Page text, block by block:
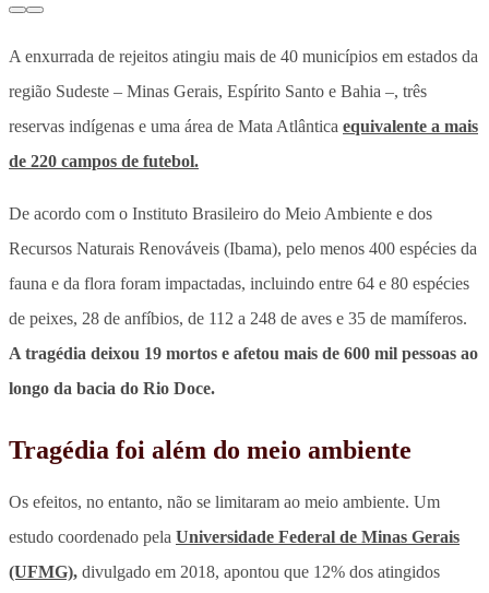
A enxurrada de rejeitos atingiu mais de 40 municípios em estados da
região Sudeste – Minas Gerais, Espírito Santo e Bahia –, três
reservas indígenas e uma área de Mata Atlântica equivalente a mais
de 220 campos de futebol.
De acordo com o Instituto Brasileiro do Meio Ambiente e dos
Recursos Naturais Renováveis (Ibama), pelo menos 400 espécies da
fauna e da flora foram impactadas, incluindo entre 64 e 80 espécies
de peixes, 28 de anfíbios, de 112 a 248 de aves e 35 de mamíferos.
A tragédia deixou 19 mortos e afetou mais de 600 mil pessoas ao
longo da bacia do Rio Doce.
Tragédia foi além do meio ambiente
Os efeitos, no entanto, não se limitaram ao meio ambiente. Um
estudo coordenado pela Universidade Federal de Minas Gerais
(UFMG), divulgado em 2018, apontou que 12% dos atingidos